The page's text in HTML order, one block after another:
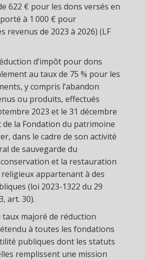
622 € pour les dons versés en
à 1 000 € pour
revenus de 2023 à 2026) (LF
d’impôt pour dons
au taux de 75 % pour les
y compris l’abandon
ou produits, effectués
2023 et le 31 décembre
de la Fondation du patrimoine
dans le cadre de son activité
de sauvegarde du
et la restauration
appartenant à des
(loi 2023-1322 du 29
art. 30).
taux majoré de réduction
à toutes les fondations
publiques dont les statuts
remplissent une mission